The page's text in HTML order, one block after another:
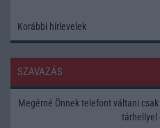
Korábbi hírlevelek
SZAVAZÁS
Megérné Önnek telefont váltani
tárhellyel